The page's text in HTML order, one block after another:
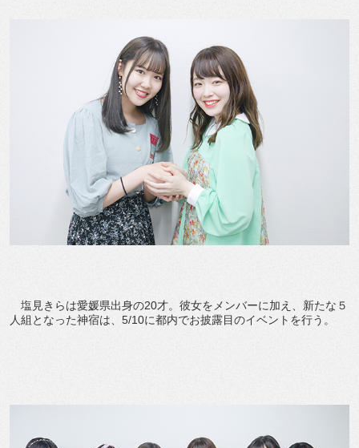
塩見きらは愛媛県出身の20才。彼女をメンバーに加え、新たな５
人組となった神宿は、5/10に都内でお披露目のイベントを行う。